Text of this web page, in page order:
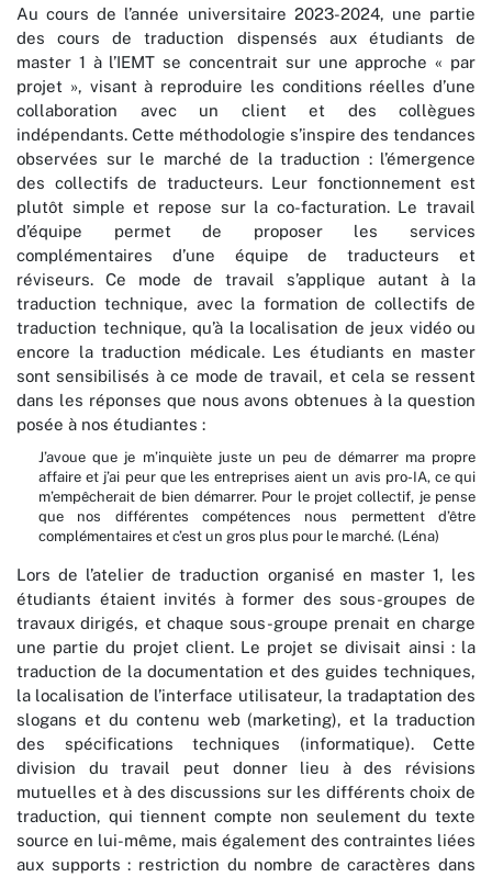
Au cours de l’année universitaire 2023-2024, une partie
des cours de traduction dispensés aux étudiants de
master 1 à l’IEMT se concentrait sur une approche « par
projet », visant à reproduire les conditions réelles d’une
collaboration avec un client et des collègues
indépendants. Cette méthodologie s’inspire des tendances
observées sur le marché de la traduction : l’émergence
des collectifs de traducteurs. Leur fonctionnement est
plutôt simple et repose sur la co-facturation. Le travail
d’équipe permet de proposer les services
complémentaires d’une équipe de traducteurs et
réviseurs. Ce mode de travail s’applique autant à la
traduction technique, avec la formation de collectifs de
traduction technique, qu’à la localisation de jeux vidéo ou
encore la traduction médicale. Les étudiants en master
sont sensibilisés à ce mode de travail, et cela se ressent
dans les réponses que nous avons obtenues à la question
posée à nos étudiantes :
J’avoue que je m’inquiète juste un peu de démarrer ma propre
affaire et j’ai peur que les entreprises aient un avis pro-IA, ce qui
m’empêcherait de bien démarrer. Pour le projet collectif, je pense
que nos différentes compétences nous permettent d’être
complémentaires et c’est un gros plus pour le marché. (Léna)
Lors de l’atelier de traduction organisé en master 1, les
étudiants étaient invités à former des sous-groupes de
travaux dirigés, et chaque sous-groupe prenait en charge
une partie du projet client. Le projet se divisait ainsi : la
traduction de la documentation et des guides techniques,
la localisation de l’interface utilisateur, la tradaptation des
slogans et du contenu web (marketing), et la traduction
des spécifications techniques (informatique). Cette
division du travail peut donner lieu à des révisions
mutuelles et à des discussions sur les différents choix de
traduction, qui tiennent compte non seulement du texte
source en lui-même, mais également des contraintes liées
aux supports : restriction du nombre de caractères dans